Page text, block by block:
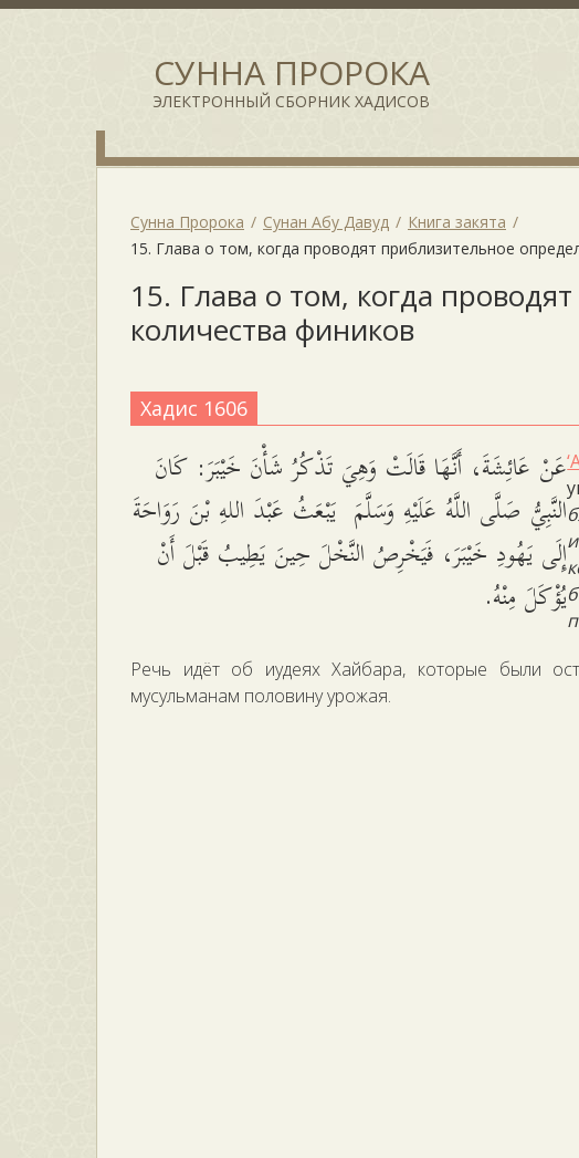
СУННА ПРОРОКА
ЭЛЕКТРОННЫЙ СБОРНИК ХАДИСОВ
Сунна Пророка Сунан Абу Давуд
Книга закята
15. Глава о том, когда проводят приблизительное
15. Глава о том, когда
количества фиников
Хадис 1606
عَنْ عَائِشَةَ، أَنَّهَا قَالَتْ وَهِيَ تَذْكُرُ شَأْنَ خَيْبَرَ: كَانَ
النَّبِيُّ صَلَّى اللَّهُ عَلَيْهِ وَسَلَّمَ يَبْعَثُ عَبْدَ اللهِ بْنَ رَوَاحَةَ
إِلَى يَهُودِ خَيْبَرَ، فَيَخْرِصُ النَّخْلَ حِينَ يَطِيبُ قَبْلَ أَنْ
يُؤْكَلَ مِنْهُ.
Речь идёт об иудеях Хайбара, которые были
мусульманам половину урожая.